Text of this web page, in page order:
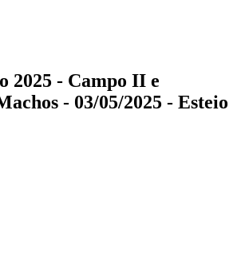
2025 - Campo II e
- 03/05/2025 - Esteio